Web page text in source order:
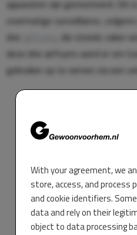
With your agreement, we
store, access, and process
and cookie identifiers.
data and rely on their
object to data processing
apparaten zijn gemonteerd. Dit
overmatige surveillance,
drie
, die steeds vaker
deze drie airfryers werd er om
gebruiker op te nemen via een